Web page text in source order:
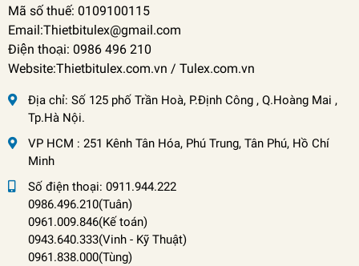
Mã số thuế: 0109100115
Email:Thietbitulex@gmail.com
Điện thoại: 0986 496 210
Website:Thietbitulex.com.vn / Tulex.com.vn
Địa chỉ: Số 125 phố Trần Hoà, P.Định Công , Q.Hoàng Mai ,
Tp.Hà Nội.
VP HCM : 251 Kênh Tân Hóa, Phú Trung, Tân Phú, Hồ Chí
Minh
Số điện thoại: 0911.944.222
0986.496.210(Tuân)
0961.009.846(Kế toán)
0943.640.333(Vinh - Kỹ Thuật)
0961.838.000(Tùng)